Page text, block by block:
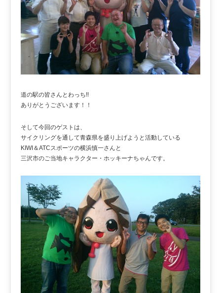
道の駅の皆さんとわっち!!
ありがとうございます！！
そして今回のゲストは、
サイクリングを通して青森県を盛り上げようと活動している
KIWI＆ATCスポーツの横浜慎一さんと
三沢市のご当地キャラクター・ホッキーナちゃんです。